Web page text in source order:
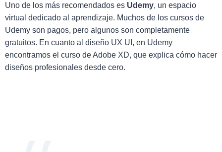
Uno de los más recomendados es Udemy, un espacio
virtual dedicado al aprendizaje. Muchos de los cursos de
Udemy son pagos, pero algunos son completamente
gratuitos. En cuanto al diseño UX UI, en Udemy
encontramos el curso de Adobe XD, que explica cómo hacer
diseños profesionales desde cero.